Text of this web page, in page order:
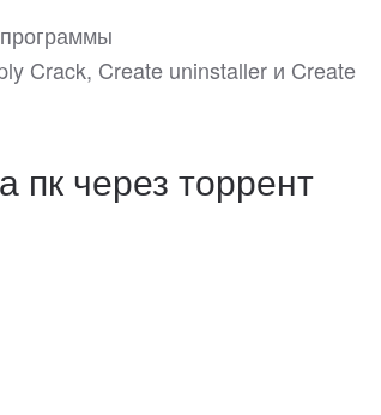
Crack, Create uninstaller и Create
пк через торрент